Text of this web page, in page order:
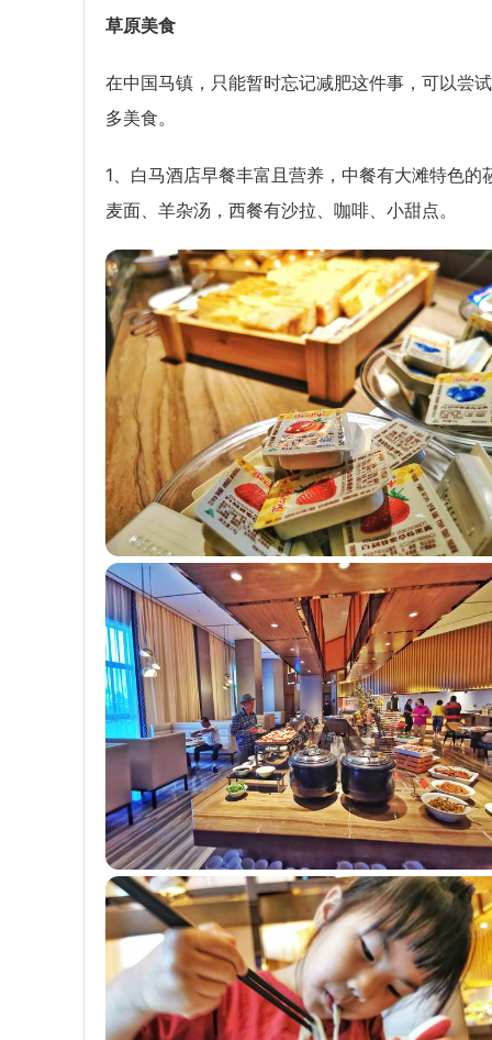
草原美食
在中国马镇，只能暂时忘记减肥这件事，可以尝
多美食。
1、白马酒店早餐丰富且营养，中餐有大滩特色的
麦面、羊杂汤，西餐有沙拉、咖啡、小甜点。